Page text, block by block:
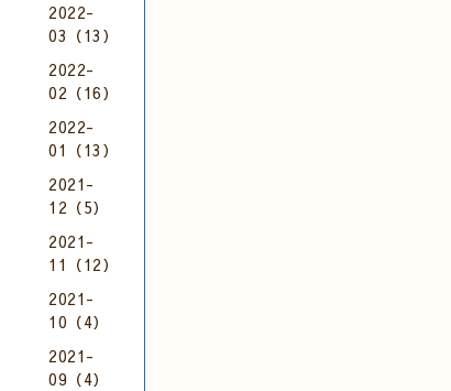
2022-
03（13）
2022-
02（16）
2022-
01（13）
2021-
12（5）
2021-
11（12）
2021-
10（4）
2021-
09（4）